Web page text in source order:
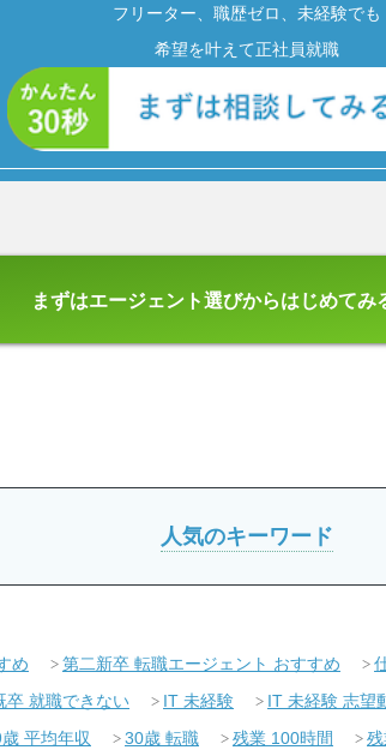
フリーター、職歴ゼロ、未経験でも
希望を叶えて正社員就職
まずはエージェント選びからはじめてみ
人気のキーワード
め 第二新卒 転職エージェント おすすめ
卒 就職できない IT 未経験 IT 未経験 志望
平均年収 30歳 転職 残業 100時間